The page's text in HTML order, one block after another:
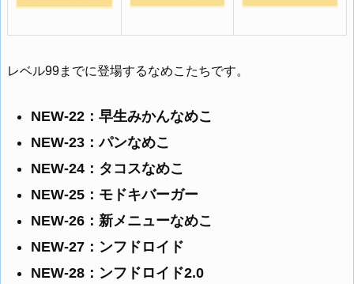
レベル99までに登場するなめこたちです。
NEW-22：早生みかんなめこ
NEW-23：パンなめこ
NEW-24：タコスなめこ
NEW-25：モドキバーガー
NEW-26：新メニューなめこ
NEW-27：ンフドロイド
NEW-28：ンフドロイド2.0